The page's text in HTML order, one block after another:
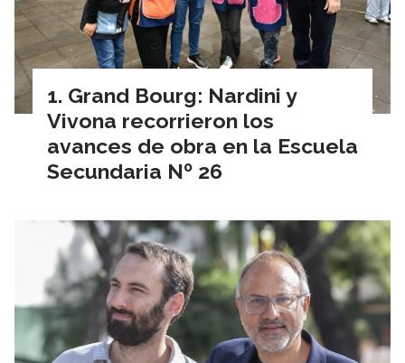
Grand Bourg: Nardini y
Vivona recorrieron los
avances de obra en la Escuela
Secundaria Nº 26